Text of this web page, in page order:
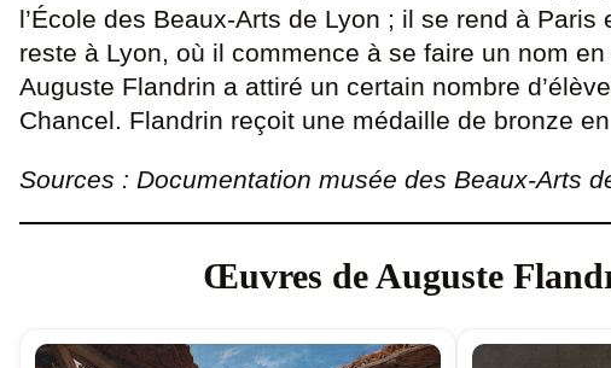
l’École des Beaux-Arts de Lyon ; il se rend à
reste à Lyon, où il commence à se faire un nom
Auguste Flandrin a attiré un certain nombre
Chancel. Flandrin reçoit une médaille de bronze
Sources : Documentation musée des Beaux-Arts
Œuvres de Auguste